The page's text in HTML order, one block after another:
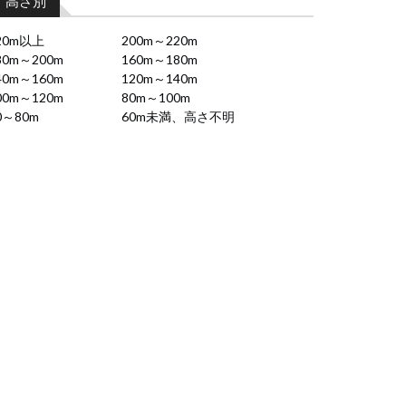
以上
200m～220m
～200m
160m～180m
～160m
120m～140m
～120m
80m～100m
80m
60m未満、高さ不明